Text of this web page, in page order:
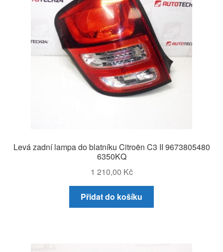
Levá zadní lampa do blatníku Citroën C3 II 9673805480
6350KQ
1 210,00 Kč
Přidat do košíku